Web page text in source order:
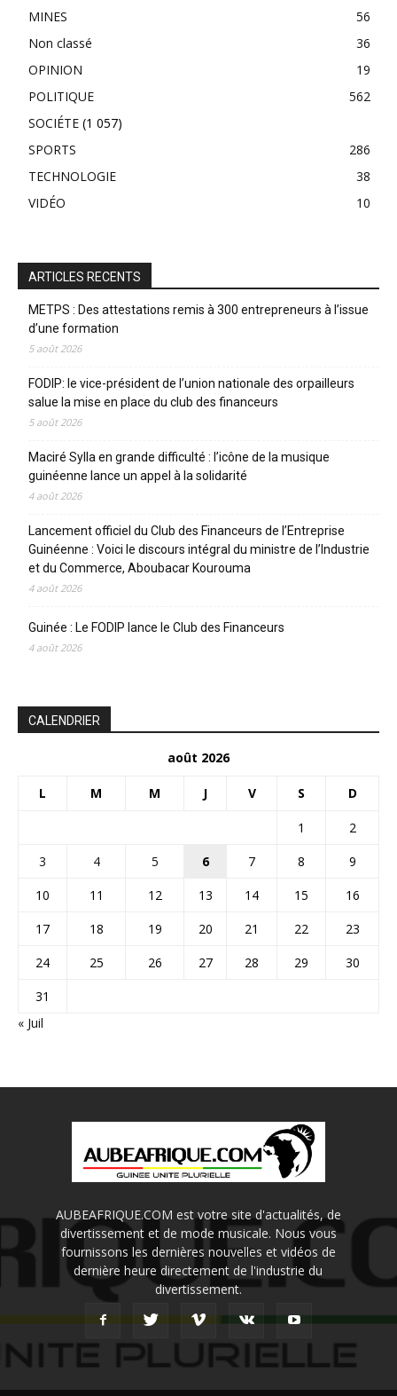
MINES
56
Non classé
36
OPINION
19
POLITIQUE
562
SOCIÉTE (1 057)
SPORTS
286
TECHNOLOGIE
38
VIDÉO
10
ARTICLES RECENTS
METPS : Des attestations remis à 300 entrepreneurs à l’issue
d’une formation
5 août 2026
FODIP: le vice-président de l’union nationale des orpailleurs
salue la mise en place du club des financeurs
5 août 2026
Maciré Sylla en grande difficulté : l’icône de la musique
guinéenne lance un appel à la solidarité
4 août 2026
Lancement officiel du Club des Financeurs de l’Entreprise
Guinéenne : Voici le discours intégral du ministre de l’Industrie
et du Commerce, Aboubacar Kourouma
4 août 2026
Guinée : Le FODIP lance le Club des Financeurs
4 août 2026
CALENDRIER
août 2026
L M M J V S D
1
2
3
4 5 6 7 8
9
10
11 12 13 14 15
16
17
18 19 20 21 22
23
24
25 26 27 28 29
30
31
« Juil
AUBEAFRIQUE.COM est votre site d'actualités, de
divertissement et de mode musicale. Nous vous
fournissons les dernières nouvelles et vidéos de
dernière heure directement de l'industrie du
divertissement.